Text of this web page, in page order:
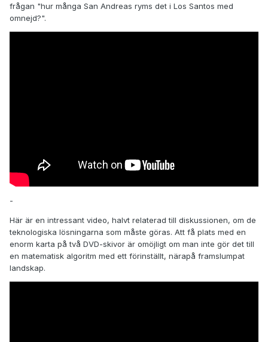
frågan "hur många San Andreas ryms det i Los Santos med
omnejd?".
-
Här är en intressant video, halvt relaterad till diskussionen, om de
teknologiska lösningarna som måste göras. Att få plats med en
enorm karta på två DVD-skivor är omöjligt om man inte gör det till
en matematisk algoritm med ett förinställt, närapå framslumpat
landskap.